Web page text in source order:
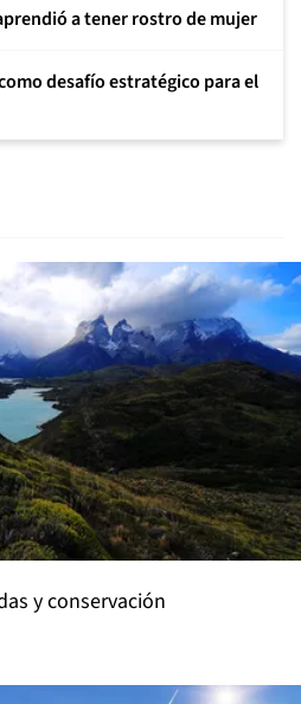
a tener rostro de mujer
desafío estratégico para el
y conservación